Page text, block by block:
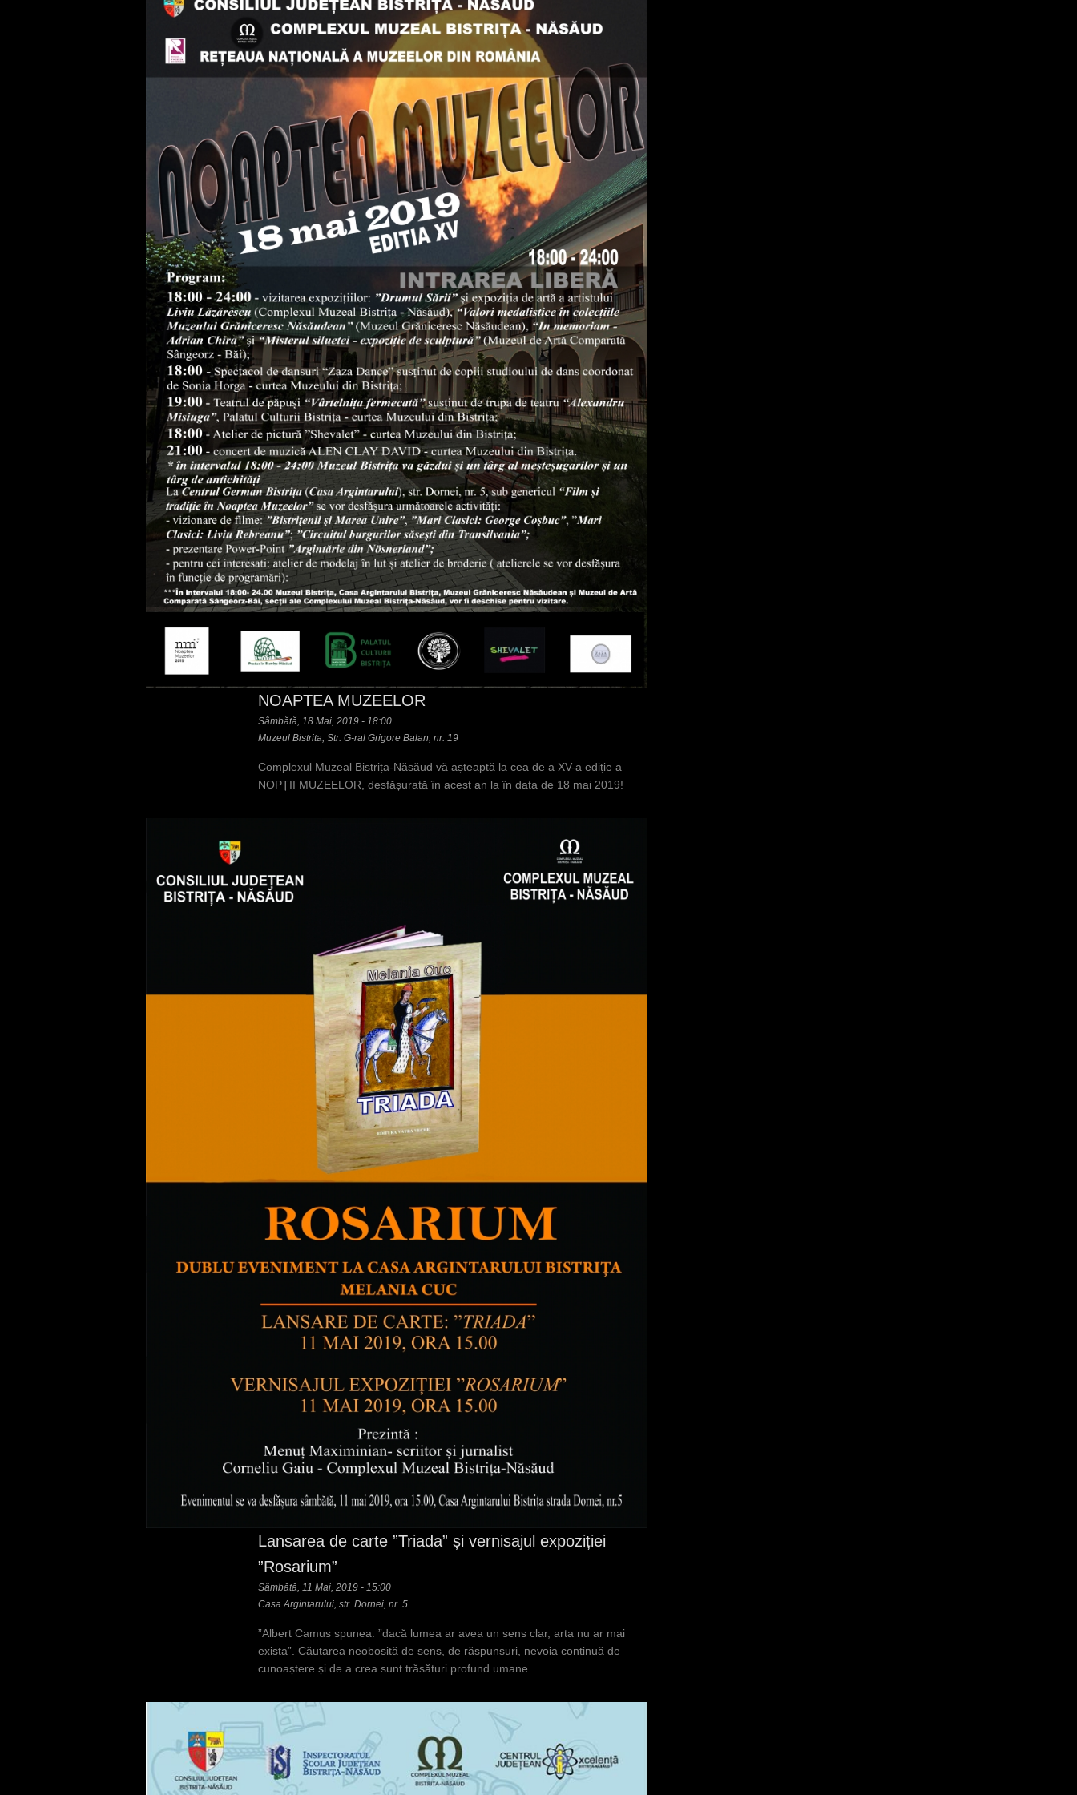
NOAPTEA MUZEELOR
Sâmbătă, 18 Mai, 2019 - 18:00
Muzeul Bistrita, Str. G-ral Grigore Balan, nr. 19
Complexul Muzeal Bistrița-Năsăud vă așteaptă la cea de a XV-a ediție a
NOPȚII MUZEELOR, desfășurată în acest an la în data de 18 mai 2019!
Lansarea de carte ”Triada” și vernisajul expoziției
”Rosarium”
Sâmbătă, 11 Mai, 2019 - 15:00
Casa Argintarului, str. Dornei, nr. 5
”Albert Camus spunea: ”dacă lumea ar avea un sens clar, arta nu ar mai
exista”. Căutarea neobosită de sens, de răspunsuri, nevoia continuă de
cunoaștere și de a crea sunt trăsături profund umane.